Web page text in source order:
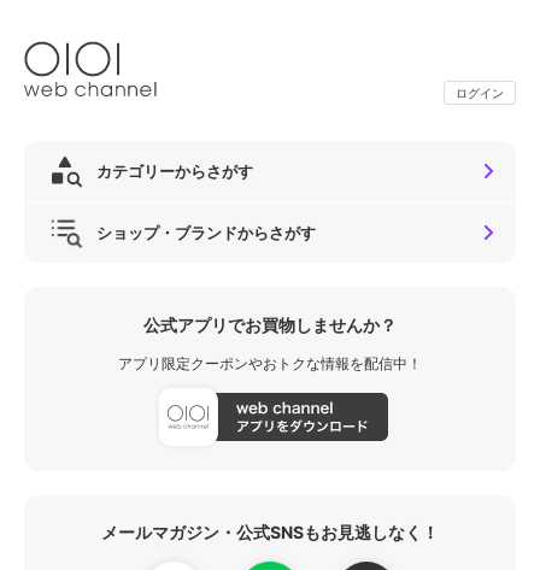
ログイン
カテゴリーからさがす
ショップ・ブランドからさがす
公式アプリでお買物しませんか？
アプリ限定クーポンやおトクな情報を配信中！
メールマガジン・公式SNSもお見逃しなく！